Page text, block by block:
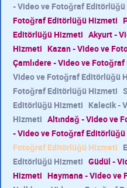
- Video ve Fotoğraf
Fotoğraf Editörlüğü Hizmeti
Editörlüğü Hizmeti Akyurt -
Hizmeti Kazan - Video ve
Çamlıdere - Video ve
Video ve Fotoğraf Editörlüğü
Fotoğraf Editörlüğü Hizmeti
Editörlüğü Hizmeti Kalecik -
Hizmeti Altındağ - Video ve
- Video ve Fotoğraf
Fotoğraf Editörlüğü Hizmeti
Editörlüğü Hizmeti Güdül -
Hizmeti Haymana - Video